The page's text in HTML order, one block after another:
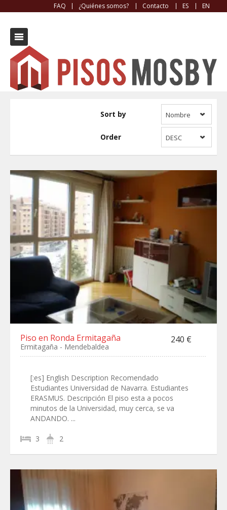
FAQ ¿Quiénes somos? Contacto ES EN
Trastero
Sort by Nombre
Order DESC
Piso en Ronda Ermitagaña 240 €
Ermitagaña - Mendebaldea
[:es] English Description Recomendado
Estudiantes Universidad de Navarra. Estudiantes
ERASMUS. Descripción El piso esta a pocos
minutos de la Universidad, muy cerca, se va
ANDANDO. ...
3 2